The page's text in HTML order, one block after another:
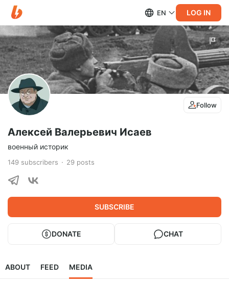
EN LOG IN
Follow
Алексей Валерьевич Исаев
военный историк
149 subscribers 29 posts
SUBSCRIBE
DONATE CHAT
ABOUT FEED MEDIA